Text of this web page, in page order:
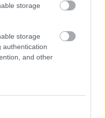
storage
storage
authentication
and other